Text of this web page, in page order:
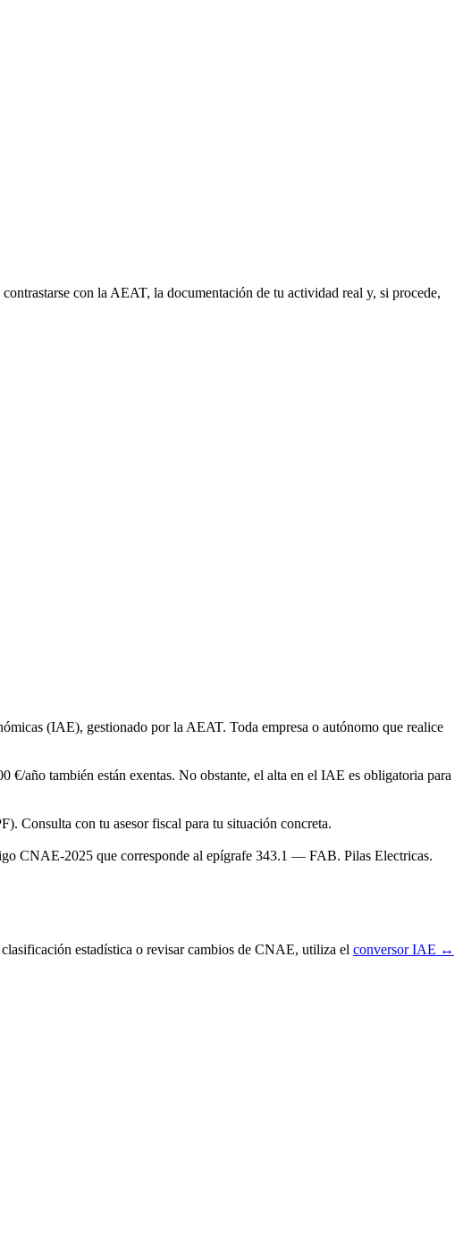
con la AEAT, la documentación de tu actividad real y, si procede,
(IAE), gestionado por la AEAT. Toda empresa o autónomo que realice
€/año también están exentas. No obstante, el alta en el IAE es obligatoria para
Consulta con tu asesor fiscal para tu situación concreta.
CNAE-2025 que corresponde al epígrafe 343.1 — FAB. Pilas Electricas.
estadística o revisar cambios de CNAE, utiliza el conversor IAE ↔